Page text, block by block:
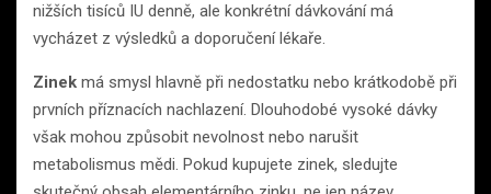
nižších tisíců IU denně, ale konkrétní dávkování má
vycházet z výsledků a doporučení lékaře.
Zinek má smysl hlavně při nedostatku nebo krátkodobě při
prvních příznacích nachlazení. Dlouhodobé vysoké dávky
však mohou způsobit nevolnost nebo narušit
metabolismus mědi. Pokud kupujete zinek, sledujte